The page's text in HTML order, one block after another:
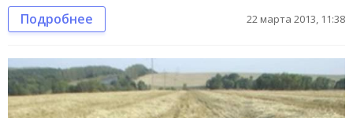
Подробнее 22 марта 2013, 11:38